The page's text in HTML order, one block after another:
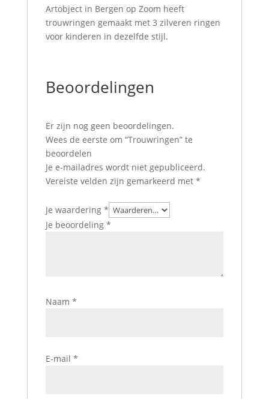
Artobject in Bergen op Zoom heeft
trouwringen gemaakt met 3 zilveren ringen
voor kinderen in dezelfde stijl.
Beoordelingen
Er zijn nog geen beoordelingen.
Wees de eerste om “Trouwringen” te
beoordelen
Je e-mailadres wordt niet gepubliceerd.
Vereiste velden zijn gemarkeerd met *
Je waardering *
Je beoordeling *
Naam *
E-mail *